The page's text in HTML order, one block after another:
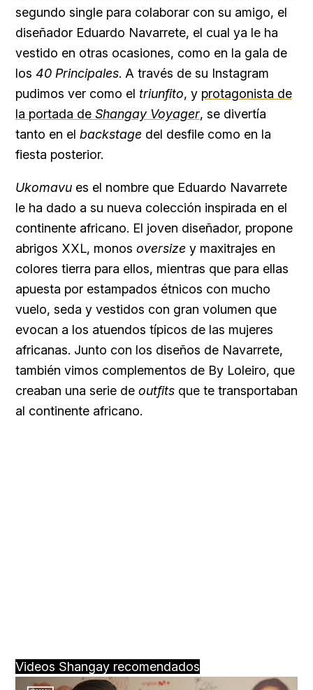
segundo single para colaborar con su amigo, el
diseñador Eduardo Navarrete, el cual ya le ha
vestido en otras ocasiones, como en la gala de
los 40 Principales. A través de su Instagram
pudimos ver como el triunfito, y protagonista de
la portada de Shangay Voyager, se divertía
tanto en el backstage del desfile como en la
fiesta posterior.
Ukomavu es el nombre que Eduardo Navarrete
le ha dado a su nueva colección inspirada en el
continente africano. El joven diseñador, propone
abrigos XXL, monos oversize y maxitrajes en
colores tierra para ellos, mientras que para ellas
apuesta por estampados étnicos con mucho
vuelo, seda y vestidos con gran volumen que
evocan a los atuendos típicos de las mujeres
africanas. Junto con los diseños de Navarrete,
también vimos complementos de By Loleiro, que
creaban una serie de outfits que te transportaban
al continente africano.
Videos Shangay recomendados